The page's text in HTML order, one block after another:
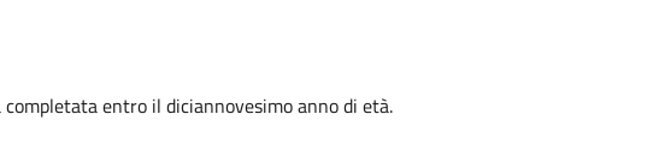
entro il diciannovesimo anno di età.